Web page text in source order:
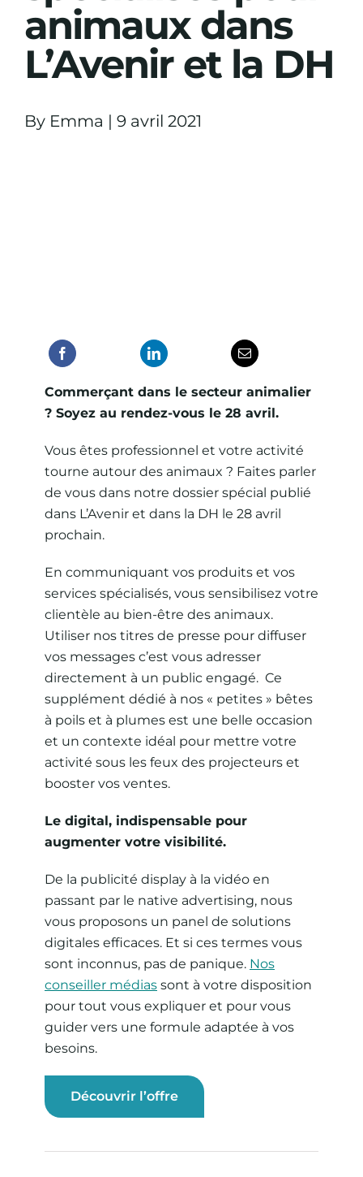
animaux dans
L’Avenir et la DH
By Emma | 9 avril 2021
Commerçant dans le secteur animalier
? Soyez au rendez-vous le 28 avril.
Vous êtes professionnel et votre activité
tourne autour des animaux ? Faites parler
de vous dans notre dossier spécial publié
dans L’Avenir et dans la DH le 28 avril
prochain.
En communiquant vos produits et vos
services spécialisés, vous sensibilisez votre
clientèle au bien-être des animaux.
Utiliser nos titres de presse pour diffuser
vos messages c’est vous adresser
directement à un public engagé. Ce
supplément dédié à nos « petites » bêtes
à poils et à plumes est une belle occasion
et un contexte idéal pour mettre votre
activité sous les feux des projecteurs et
booster vos ventes.
Le digital, indispensable pour
augmenter votre visibilité.
De la publicité display à la vidéo en
passant par le native advertising, nous
vous proposons un panel de solutions
digitales efficaces. Et si ces termes vous
sont inconnus, pas de panique. Nos
conseiller médias sont à votre disposition
pour tout vous expliquer et pour vous
guider vers une formule adaptée à vos
besoins.
Découvrir l’offre